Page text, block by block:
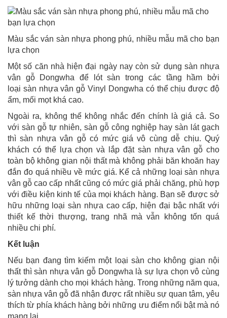
Màu sắc ván sàn nhựa phong phú, nhiều mẫu mã cho bạn
lựa chọn
Một số căn nhà hiện đại ngày nay còn sử dụng sàn nhựa
vân gỗ Dongwha để lót sàn trong các tầng hầm bởi
loại sàn nhựa vân gỗ Vinyl Dongwha có thể chịu được độ
ẩm, mối mọt khá cao.
Ngoài ra, không thể không nhắc đến chính là giá cả. So
với sàn gỗ tự nhiên, sàn gỗ công nghiệp hay sàn lát gạch
thì sàn nhựa vân gỗ có mức giá vô cùng dễ chịu. Quý
khách có thể lựa chọn và lắp đặt sàn nhựa vân gỗ cho
toàn bộ không gian nội thất mà không phải băn khoăn hay
đắn đo quá nhiều về mức giá. Kể cả những loại sàn nhựa
vân gỗ cao cấp nhất cũng có mức giá phải chăng, phù hợp
với điều kiện kinh tế của mọi khách hàng. Bạn sẽ được sở
hữu những loại sàn nhựa cao cấp, hiện đại bậc nhất với
thiết kế thời thượng, trang nhã mà vẫn không tốn quá
nhiều chi phí.
Kết luận
Nếu bạn đang tìm kiếm một loại sàn cho không gian nội
thất thì sàn nhựa vân gỗ Dongwha là sự lựa chọn vô cùng
lý tưởng dành cho mọi khách hàng. Trong những năm qua,
sàn nhựa vân gỗ đã nhận được rất nhiều sự quan tâm, yêu
thích từ phía khách hàng bởi những ưu điểm nổi bật mà nó
mang lại.